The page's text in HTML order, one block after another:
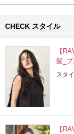
CHECK スタイル
【
髪_
スタ
【